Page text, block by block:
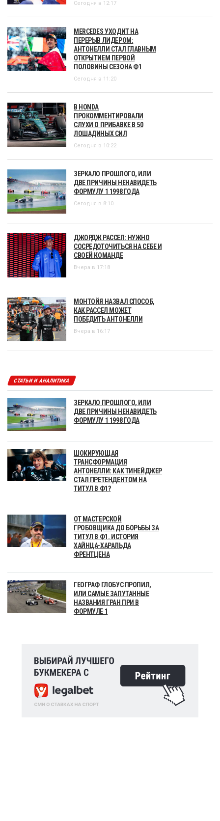
Сегодня в 12:17
MERCEDES УХОДИТ НА
ПЕРЕРЫВ ЛИДЕРОМ:
АНТОНЕЛЛИ СТАЛ ГЛАВНЫМ
ОТКРЫТИЕМ ПЕРВОЙ
ПОЛОВИНЫ СЕЗОНА Ф1
Сегодня в 11:20
В HONDA
ПРОКОММЕНТИРОВАЛИ
СЛУХИ О ПРИБАВКЕ В 50
ЛОШАДИНЫХ СИЛ
Сегодня в 10:22
ЗЕРКАЛО ПРОШЛОГО, ИЛИ
ДВЕ ПРИЧИНЫ НЕНАВИДЕТЬ
ФОРМУЛУ 1 1998 ГОДА
Сегодня в 8:10
ДЖОРДЖ РАССЕЛ: НУЖНО
СОСРЕДОТОЧИТЬСЯ НА СЕБЕ И
СВОЕЙ КОМАНДЕ
Вчера в 17:18
МОНТОЙЯ НАЗВАЛ СПОСОБ,
КАК РАССЕЛ МОЖЕТ
ПОБЕДИТЬ АНТОНЕЛЛИ
Вчера в 16:17
СТАТЬИ И АНАЛИТИКА
ЗЕРКАЛО ПРОШЛОГО, ИЛИ
ДВЕ ПРИЧИНЫ НЕНАВИДЕТЬ
ФОРМУЛУ 1 1998 ГОДА
ШОКИРУЮЩАЯ
ТРАНСФОРМАЦИЯ
АНТОНЕЛЛИ: КАК ТИНЕЙДЖЕР
СТАЛ ПРЕТЕНДЕНТОМ НА
ТИТУЛ В Ф1?
ОТ МАСТЕРСКОЙ
ГРОБОВЩИКА ДО БОРЬБЫ ЗА
ТИТУЛ В Ф1. ИСТОРИЯ
ХАЙНЦА-ХАРАЛЬДА
ФРЕНТЦЕНА
ГЕОГРАФ ГЛОБУС ПРОПИЛ,
ИЛИ САМЫЕ ЗАПУТАННЫЕ
НАЗВАНИЯ ГРАН ПРИ В
ФОРМУЛЕ 1